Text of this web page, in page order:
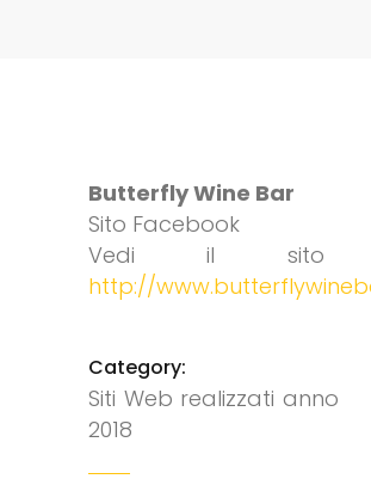
Butterfly Wine Bar
Sito Facebook
Vedi il sito
http://
Category:
Siti Web realizzati anno
2018